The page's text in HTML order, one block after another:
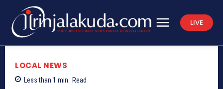
LIVE
LOCAL NEWS
Less than 1 min. Read